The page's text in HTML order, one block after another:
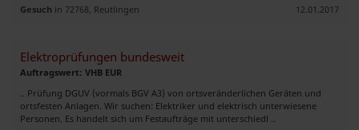
Gesuch in 72768, Reutlingen 12.01.2017
Elektroprüfungen bundesweit
Auftragswert: VHB EUR
.. Prüfung DGUV (vormals BGV A3) von ortsveränderlichen Geräten und
ortsfesten Anlagen. Wir suchen: Elektriker und elektrisch unterwiesene
Personen. Es handelt sich um Festaufträge mit unterschiedl ..